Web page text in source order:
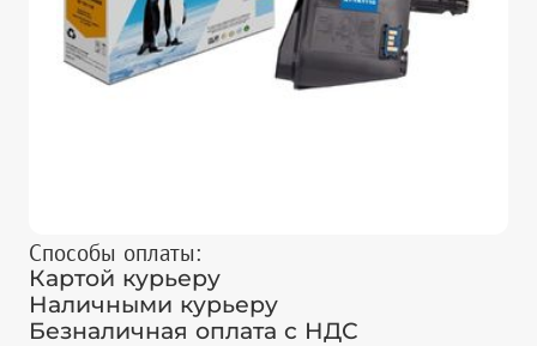
Способы оплаты:
Картой курьеру
Наличными курьеру
Безналичная оплата с НДС